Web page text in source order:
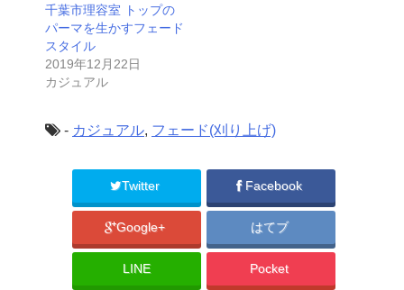
千葉市理容室 トップの
パーマを生かすフェード
スタイル
2019年12月22日
カジュアル
- カジュアル, フェード(刈り上げ)
Twitter Facebook
Google+ はてブ
LINE Pocket